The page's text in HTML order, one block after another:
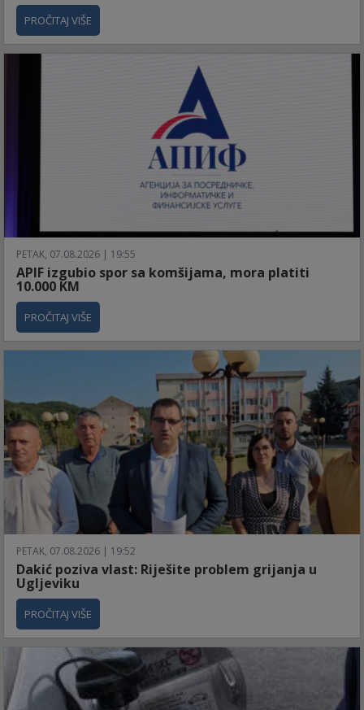
PROČITAJ VIŠE
PETAK, 07.08.2026 | 19:55
APIF izgubio spor sa komšijama, mora platiti
10.000 KM
PROČITAJ VIŠE
PETAK, 07.08.2026 | 19:52
Dakić poziva vlast: Riješite problem grijanja u
Ugljeviku
PROČITAJ VIŠE